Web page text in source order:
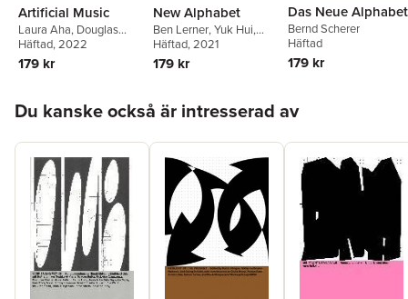
Artificial Music
Laura Aha, Douglas
Hofstadter,George E.
Lewis,Detlef
Diederichsen
Häftad, 2022
179 kr
New Alphabet
Ben Lerner,Yuk Hui,
Bernd Scherer
Häftad, 2021
179 kr
Das Neue Alphabet
Bernd Scherer
Häftad
179 kr
Du kanske också är intresserad av